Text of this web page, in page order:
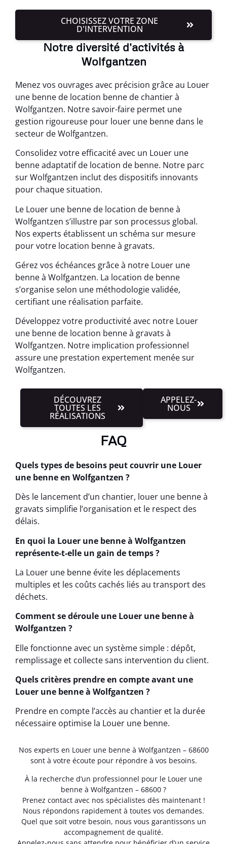
CHOISISSEZ VOTRE ZONE
D'INTERVENTION
Notre diversité d'activités à
Wolfgantzen
Menez vos ouvrages avec précision grâce au Louer
une benne de location benne de chantier à
Wolfgantzen. Notre savoir-faire permet une
gestion rigoureuse pour louer une benne dans le
secteur de Wolfgantzen.
Consolidez votre efficacité avec un Louer une
benne adaptatif de location de benne. Notre parc
sur Wolfgantzen inclut des dispositifs innovants
pour chaque situation.
Le Louer une benne de location de benne à
Wolfgantzen s’illustre par son processus global.
Nos experts établissent un schéma sur mesure
pour votre location benne à gravats.
Gérez vos échéances grâce à notre Louer une
benne à Wolfgantzen. La location de benne
s’organise selon une méthodologie validée,
certifiant une réalisation parfaite.
Développez votre productivité avec notre Louer
une benne de location benne à gravats à
Wolfgantzen. Notre implication professionnel
assure une prestation expertement menée sur
Wolfgantzen.
DÉCOUVREZ
TOUTES LES
RÉALISATIONS
APPELEZ-
NOUS
FAQ
Quels types de besoins peut couvrir une Louer
une benne en Wolfgantzen ?
Dès le lancement d’un chantier, louer une benne à
gravats simplifie l’organisation et le respect des
délais.
En quoi la Louer une benne à Wolfgantzen
représente-t-elle un gain de temps ?
La Louer une benne évite les déplacements
multiples et les coûts cachés liés au transport des
déchets.
Comment se déroule une Louer une benne à
Wolfgantzen ?
Elle fonctionne avec un système simple : dépôt,
remplissage et collecte sans intervention du client.
Quels critères prendre en compte avant une
Louer une benne à Wolfgantzen ?
Prendre en compte l’accès au chantier et la durée
nécessaire optimise la Louer une benne.
Nos experts en Louer une benne à Wolfgantzen – 68600
sont à votre écoute pour répondre à vos besoins.
À la recherche d’un professionnel pour le Louer une
benne à Wolfgantzen – 68600 ?
Prenez contact avec nos spécialistes dès maintenant !
Nous répondons rapidement à toutes vos demandes.
Quel que soit votre besoin, nous vous garantissons un
accompagnement de qualité.